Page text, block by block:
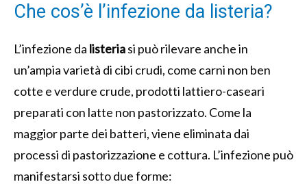
Che cos’è l’infezione da listeria?
L’infezione da listeriasi può rilevare anche in
un’ampia varietà di cibi crudi, come carni non ben
cotte e verdure crude, prodotti lattiero-caseari
preparati con latte non pastorizzato. Come la
maggior parte dei batteri, viene eliminata dai
processi di pastorizzazione e cottura. L’infezione può
manifestarsi sotto due forme: